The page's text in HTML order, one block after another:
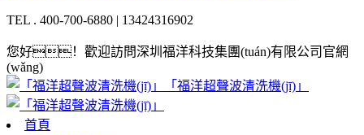
TEL . 400-700-6880 | 13424316902
您好！歡迎訪問深圳福洋科技集團(tuán)有限公司官網
(wǎng)
「福洋超聲波清洗機(jī)」
首頁